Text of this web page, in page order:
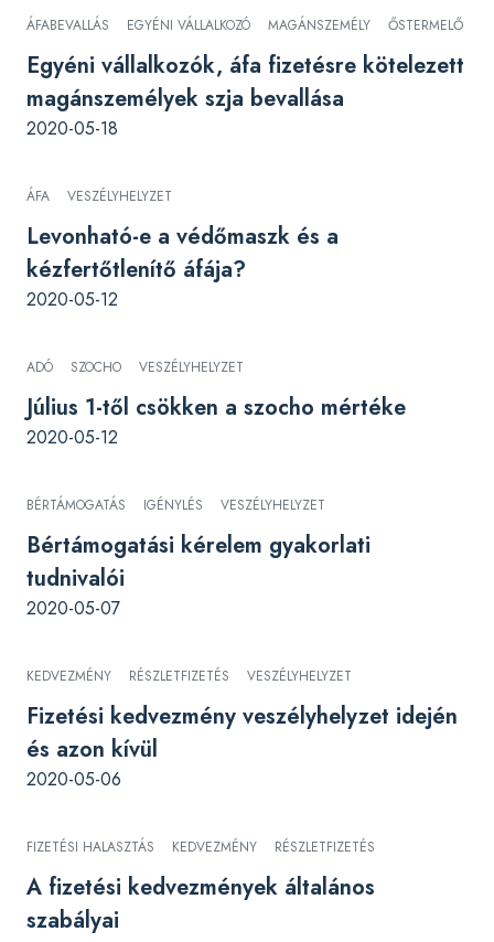
ÁFABEVALLÁS EGYÉNI VÁLLALKOZÓ MAGÁNSZEMÉLY ŐSTERMELŐ
Egyéni vállalkozók, áfa fizetésre kötelezett
magánszemélyek szja bevallása
2020-05-18
ÁFA VESZÉLYHELYZET
Levonható-e a védőmaszk és a
kézfertőtlenítő áfája?
2020-05-12
ADÓ SZOCHO VESZÉLYHELYZET
Július 1-től csökken a szocho mértéke
2020-05-12
BÉRTÁMOGATÁS IGÉNYLÉS VESZÉLYHELYZET
Bértámogatási kérelem gyakorlati
tudnivalói
2020-05-07
KEDVEZMÉNY RÉSZLETFIZETÉS VESZÉLYHELYZET
Fizetési kedvezmény veszélyhelyzet idején
és azon kívül
2020-05-06
FIZETÉSI HALASZTÁS KEDVEZMÉNY RÉSZLETFIZETÉS
A fizetési kedvezmények általános
szabályai